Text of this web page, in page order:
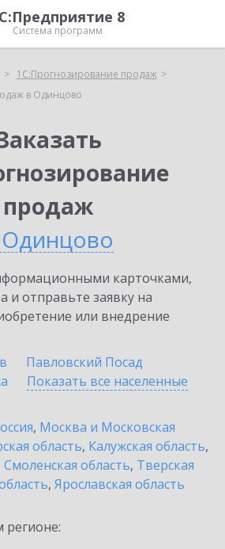
8
Система программ
1С:Прогнозирование продаж
в Одинцово
продаж
карточками,
и отправьте заявку на
или внедрение
Павловский Посад
Показать все населенные
, Москва и Московская
область, Калужская область,
Смоленская область, Тверская
, Ярославская область